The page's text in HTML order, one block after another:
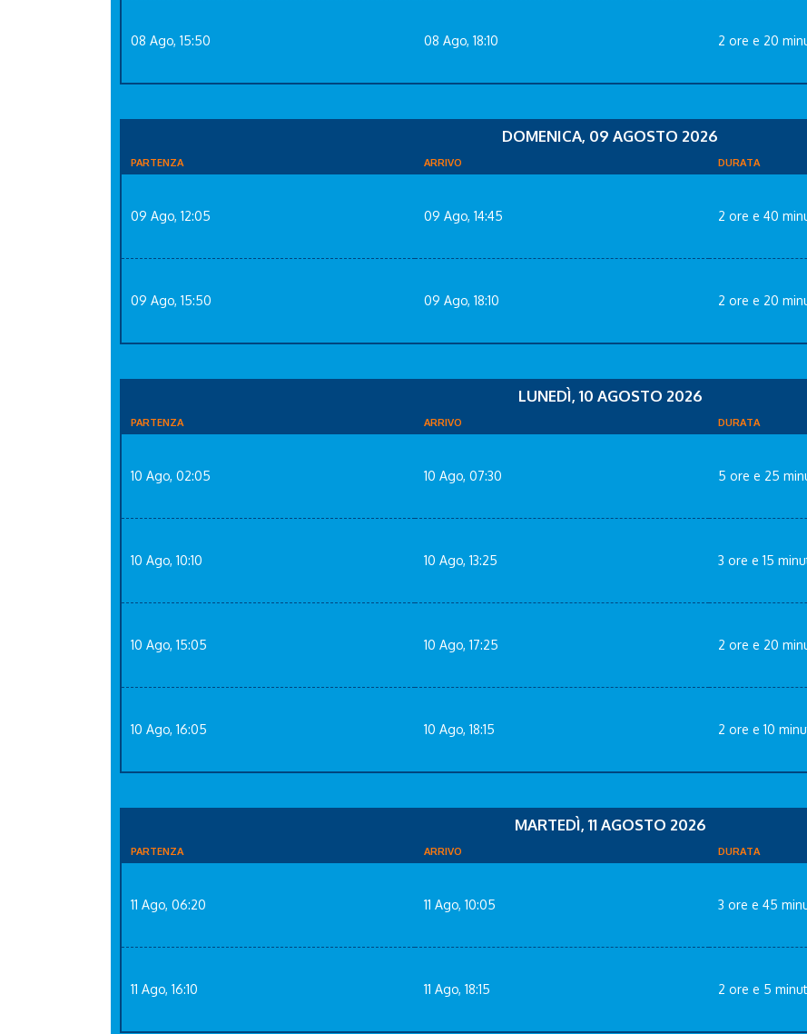
08 Ago, 15:50 08 Ago, 18:10 2 ore e 20
DOMENICA, 09 AGOSTO 2026
PARTENZA ARRIVO DURATA
09 Ago, 12:05 09 Ago, 14:45 2 ore e 40
09 Ago, 15:50 09 Ago, 18:10 2 ore e 20
LUNEDÌ, 10 AGOSTO 2026
PARTENZA ARRIVO DURATA
10 Ago, 02:05 10 Ago, 07:30 5 ore e 25
10 Ago, 10:10 10 Ago, 13:25 3 ore e 15
10 Ago, 15:05 10 Ago, 17:25 2 ore e 20
10 Ago, 16:05 10 Ago, 18:15 2 ore e 10
MARTEDÌ, 11 AGOSTO 2026
PARTENZA ARRIVO DURATA
11 Ago, 06:20 11 Ago, 10:05 3 ore e 45
11 Ago, 16:10 11 Ago, 18:15 2 ore e 5